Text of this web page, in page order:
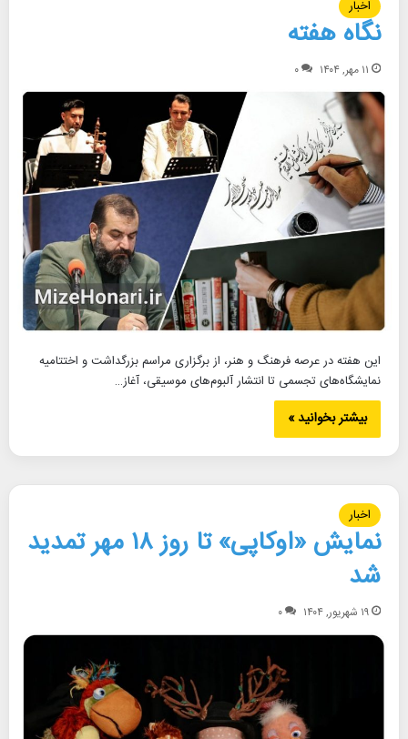
اخبار
نگاه هفته
۱۱ مهر, ۱۴۰۴ ۰
این هفته در عرصه فرهنگ و هنر، از برگزاری مراسم بزرگداشت و اختتامیه
نمایشگاه‌های تجسمی تا انتشار آلبوم‌های موسیقی، آغاز…
بیشتر بخوانید »
اخبار
نمایش «اوکاپی» تا روز ۱۸ مهر تمدید
شد
۱۹ شهریور, ۱۴۰۴ ۰